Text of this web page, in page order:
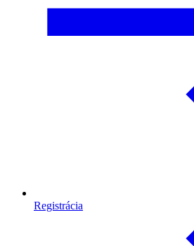
Registrácia